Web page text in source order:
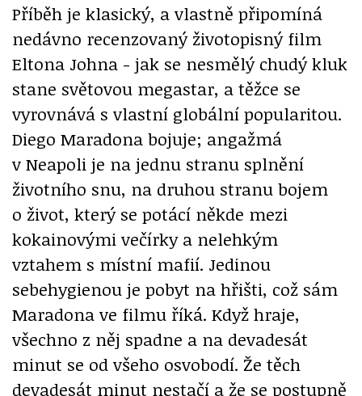
Příběh je klasický, a vlastně připomíná
nedávno recenzovaný životopisný film
Eltona Johna - jak se nesmělý chudý kluk
stane světovou megastar, a těžce se
vyrovnává s vlastní globální popularitou.
Diego Maradona bojuje; angažmá
v Neapoli je na jednu stranu splnění
životního snu, na druhou stranu bojem
o život, který se potácí někde mezi
kokainovými večírky a nelehkým
vztahem s místní mafií. Jedinou
sebehygienou je pobyt na hřišti, což sám
Maradona ve filmu říká. Když hraje,
všechno z něj spadne a na devadesát
minut se od všeho osvobodí. Že těch
devadesát minut nestačí a že se postupně